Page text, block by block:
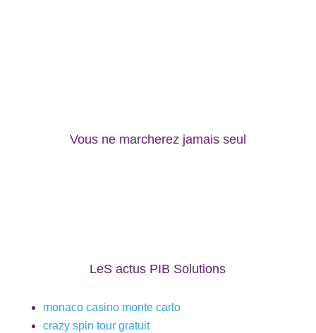
Vous ne marcherez jamais seul
LeS actus PIB Solutions
monaco casino monte carlo
crazy spin tour gratuit